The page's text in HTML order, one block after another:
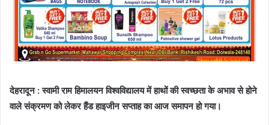
देहरादून : स्वामी राम हिमालयन विश्वविद्यालय में हाथों की स्वच्छता के अभाव से होने
वाले संक्रमण को लेकर हैंड हाइजीन सप्ताह का आज समापन हो गया।